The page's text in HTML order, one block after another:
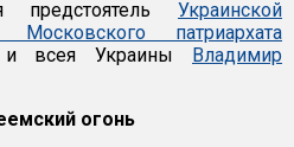
предстоятель Украинской
патриархата
и всея Украины Владимир
огонь